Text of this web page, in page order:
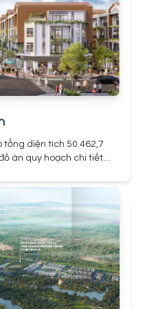
thành, để đưa vào hoạt
có thể triển khai đúng
sản phẩm cho khách
diện tích 50.462,7
án quy hoạch chi tiết
xã Phạm Văn Hai,
Kinh doanh nhà Gia Phú
4324/QĐ-UBND ngày
nhân dân huyện Bình
vị trí khu đất như sau:
giáp Kênh T15B và
giáp Kênh T17 và
Tổng quan dự án